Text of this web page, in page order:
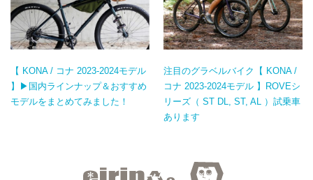
【 KONA / コナ 2023-2024モデル
】▶国内ラインナップ＆おすすめ
モデルをまとめてみました！
注目のグラベルバイク【 KONA /
コナ 2023-2024モデル 】ROVEシ
リーズ（ ST DL, ST, AL ）試乗車
あります